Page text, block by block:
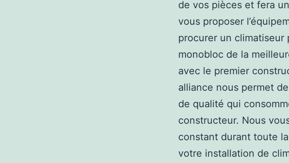
de vos pièces et fera
vous proposer
procurer un
monobloc de la
avec le premier
alliance nous permet
de qualité qui
constructeur. Nous
constant durant toute
votre installation de